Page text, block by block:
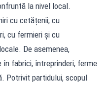
la nivel local.
cu cetățenii, cu
cu fermieri și cu
De asemenea,
în fabrici, întreprinderi, ferme
Potrivit partidului, scopul